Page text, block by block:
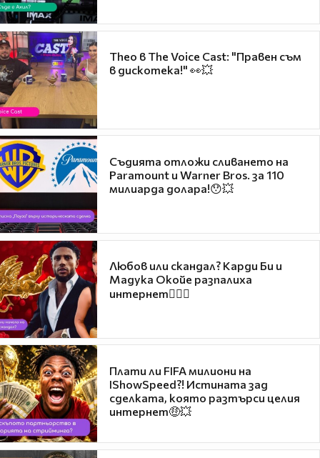
Theo в The Voice Cast: "Правен съм
в дискотека!" 👀💥
Съдията отложи сливането на
Paramount и Warner Bros. за 110
милиарда долара!😯💥
Любов или скандал? Карди Би и
Мадука Окойе разпалиха
интернет❤️‍🔥🔥
Плати ли FIFA милиони на
IShowSpeed?! Истината зад
сделката, която разтърси целия
интернет🤑💥